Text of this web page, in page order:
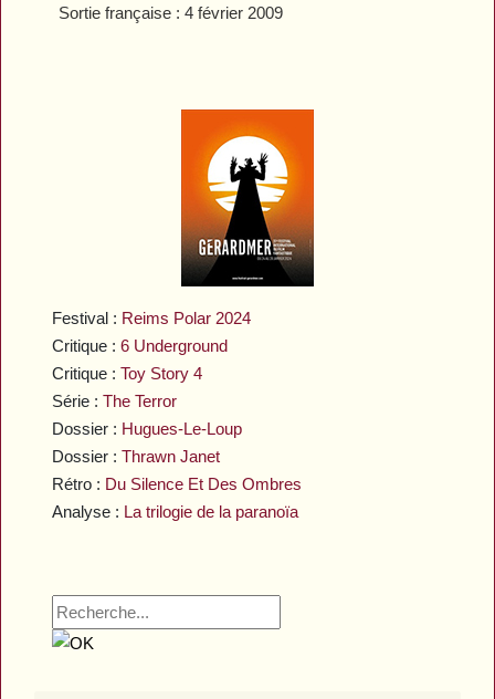
Festival : Reims Polar 2024
Critique :6 Underground
Critique :Toy Story 4
Série :The Terror
Dossier : Hugues-Le-Loup
Dossier :Thrawn Janet
Rétro : Du Silence Et Des Ombres
Analyse : La trilogie de la paranoïa
Sortie française : 4 février 2009